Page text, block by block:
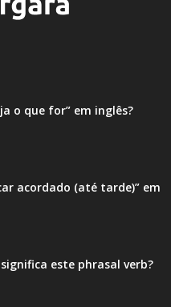
o que for” em inglês?
acordado (até tarde)” em
este phrasal verb?